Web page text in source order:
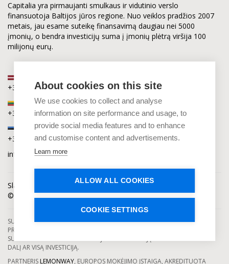
About cookies on this site
We use cookies to collect and analyse
information on site performance and usage, to
provide social media features and to enhance
and customise content and advertisements.
Learn more
ALLOW ALL COOKIES
COOKIE SETTINGS
Capitalia yra pirmaujanti smulkaus ir vidutinio verslo
finansuotoja Baltijos jūros regione. Nuo veiklos pradžios 2007
metais, jau esame suteikę finansavimą daugiau nei 5000
įmonių, o bendra investicijų suma į įmonių plėtrą viršija 100
milijonų eurų.
+371 2880 0880
Lietuva
+370 6168 0880
Estija
+372 5864 0880
info@capitalia.com
Slapukų privatumas Naujienos Kontaktai
© Capitalia 2009-2026. Teisės saugomos.
SUTELKTINIO FINANSAVIMO PASLAUGAS TEIKIA SE CAPITALIA, KURI YRA
PRIŽIŪRIMA IR LICENCIJUOTA LATVIJOS BANKO. INVESTAVIMAS Į
SUTELKTINIO FINANSAVIMO PROJEKTUS YRA SUSIJĘS SU RIZIKA PRARASTI
DALĮ AR VISĄ INVESTICIJĄ.
PARTNERIS LEMONWAY, EUROPOS MOKĖJIMO ĮSTAIGA, AKREDITUOTA